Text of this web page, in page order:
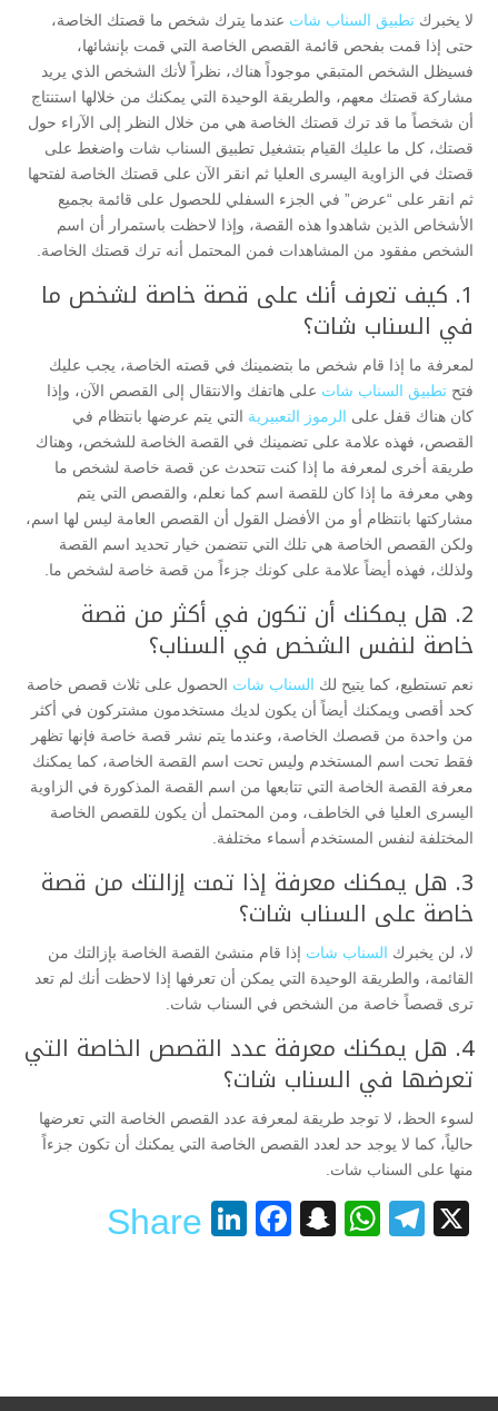
لا يخبرك تطبيق السناب شات عندما يترك شخص ما قصتك الخاصة،
حتى إذا قمت بفحص قائمة القصص الخاصة التي قمت بإنشائها،
فسيظل الشخص المتبقي موجوداً هناك، نظراً لأنك الشخص الذي يريد
مشاركة قصتك معهم، والطريقة الوحيدة التي يمكنك من خلالها استنتاج
أن شخصاً ما قد ترك قصتك الخاصة هي من خلال النظر إلى الآراء حول
قصتك، كل ما عليك القيام بتشغيل تطبيق السناب شات واضغط على
قصتك في الزاوية اليسرى العليا ثم انقر الآن على قصتك الخاصة لفتحها
ثم انقر على “عرض” في الجزء السفلي للحصول على قائمة بجميع
الأشخاص الذين شاهدوا هذه القصة، وإذا لاحظت باستمرار أن اسم
الشخص مفقود من المشاهدات فمن المحتمل أنه ترك قصتك الخاصة.
1. كيف تعرف أنك على قصة خاصة لشخص ما
في السناب شات؟
لمعرفة ما إذا قام شخص ما بتضمينك في قصته الخاصة، يجب عليك
فتح تطبيق السناب شات على هاتفك والانتقال إلى القصص الآن، وإذا
كان هناك قفل على الرموز التعبيرية التي يتم عرضها بانتظام في
القصص، فهذه علامة على تضمينك في القصة الخاصة للشخص، وهناك
طريقة أخرى لمعرفة ما إذا كنت تتحدث عن قصة خاصة لشخص ما
وهي معرفة ما إذا كان للقصة اسم كما نعلم، والقصص التي يتم
مشاركتها بانتظام أو من الأفضل القول أن القصص العامة ليس لها اسم،
ولكن القصص الخاصة هي تلك التي تتضمن خيار تحديد اسم القصة
ولذلك، فهذه أيضاً علامة على كونك جزءاً من قصة خاصة لشخص ما.
2. هل يمكنك أن تكون في أكثر من قصة
خاصة لنفس الشخص في السناب؟
نعم تستطيع، كما يتيح لك السناب شات الحصول على ثلاث قصص خاصة
كحد أقصى ويمكنك أيضاً أن يكون لديك مستخدمون مشتركون في أكثر
من واحدة من قصصك الخاصة، وعندما يتم نشر قصة خاصة فإنها تظهر
فقط تحت اسم المستخدم وليس تحت اسم القصة الخاصة، كما يمكنك
معرفة القصة الخاصة التي تتابعها من اسم القصة المذكورة في الزاوية
اليسرى العليا في الخاطف، ومن المحتمل أن يكون للقصص الخاصة
المختلفة لنفس المستخدم أسماء مختلفة.
3. هل يمكنك معرفة إذا تمت إزالتك من قصة
خاصة على السناب شات؟
لا، لن يخبرك السناب شات إذا قام منشئ القصة الخاصة بإزالتك من
القائمة، والطريقة الوحيدة التي يمكن أن تعرفها إذا لاحظت أنك لم تعد
ترى قصصاً خاصة من الشخص في السناب شات.
4. هل يمكنك معرفة عدد القصص الخاصة التي
تعرضها في السناب شات؟
لسوء الحظ، لا توجد طريقة لمعرفة عدد القصص الخاصة التي تعرضها
حالياً، كما لا يوجد حد لعدد القصص الخاصة التي يمكنك أن تكون جزءاً
منها على السناب شات.
X
Telegram
WhatsApp
Snapchat
Facebook
LinkedIn
Share